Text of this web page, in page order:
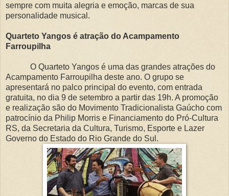
sempre com muita alegria e emoção, marcas de sua
personalidade musical.
Quarteto Yangos é atração do Acampamento
Farroupilha
O Quarteto Yangos é uma das grandes atrações do
Acampamento Farroupilha deste ano. O grupo se
apresentará no palco principal do evento, com entrada
gratuita, no dia 9 de setembro a partir das 19h. A promoção
e realização são do Movimento Tradicionalista Gaúcho com
patrocínio da Philip Morris e Financiamento do Pró-Cultura
RS, da Secretaria da Cultura, Turismo, Esporte e Lazer
Governo do Estado do Rio Grande do Sul.